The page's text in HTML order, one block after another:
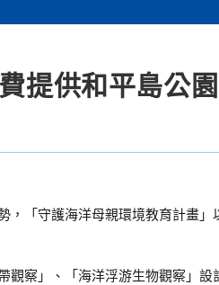
提供和平島公
「守護海洋母親環境教育計畫」
察」、「海洋浮游生物觀察」設